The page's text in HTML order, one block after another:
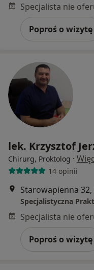
Poproś o wizytę
lek. Krzysztof
Chirurg, Proktolog ·
14 opinii
Starowapienna
Specjalistyczna
Poproś o wizytę